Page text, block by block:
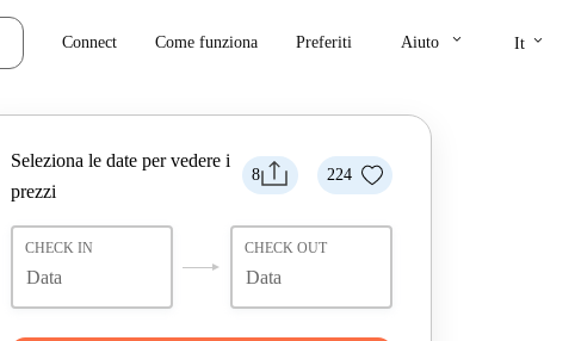
Connect Come funziona Preferiti Aiuto keyboard_arrow_down It keyboard_arrow_down
8 224
Seleziona le date per vedere i
prezzi
CHECK IN CHECK OUT